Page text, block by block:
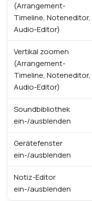
(Arrangement-
Timeline, Noteneditor,
Audio-Editor)
Vertikal zoomen
(Arrangement-
Timeline, Noteneditor,
Audio-Editor)
Soundbibliothek
ein-/ausblenden
Gerätefenster
ein-/ausblenden
Notiz-Editor
ein-/ausblenden